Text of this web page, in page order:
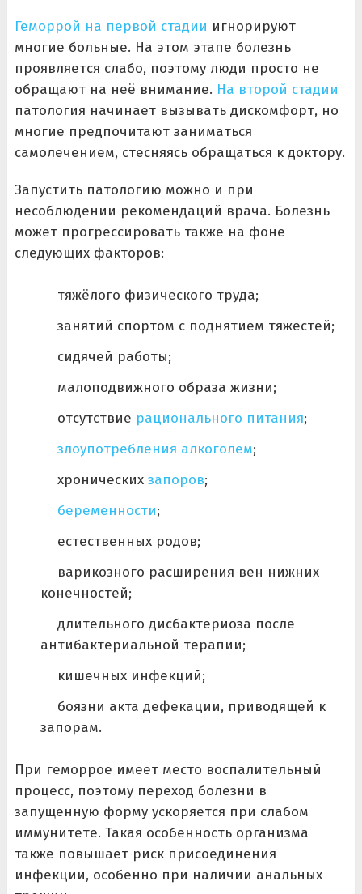
Геморрой на первой стадии игнорируют
многие больные. На этом этапе болезнь
проявляется слабо, поэтому люди просто не
обращают на неё внимание. На второй стадии
патология начинает вызывать дискомфорт, но
многие предпочитают заниматься
самолечением, стесняясь обращаться к доктору.
Запустить патологию можно и при
несоблюдении рекомендаций врача. Болезнь
может прогрессировать также на фоне
следующих факторов:
тяжёлого физического труда;
занятий спортом с поднятием тяжестей;
сидячей работы;
малоподвижного образа жизни;
отсутствие рационального питания;
злоупотребления алкоголем;
хронических запоров;
беременности;
естественных родов;
варикозного расширения вен нижних
конечностей;
длительного дисбактериоза после
антибактериальной терапии;
кишечных инфекций;
боязни акта дефекации, приводящей к
запорам.
При геморрое имеет место воспалительный
процесс, поэтому переход болезни в
запущенную форму ускоряется при слабом
иммунитете. Такая особенность организма
также повышает риск присоединения
инфекции, особенно при наличии анальных